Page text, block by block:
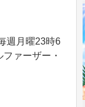
週月曜23時6
ァーザー・